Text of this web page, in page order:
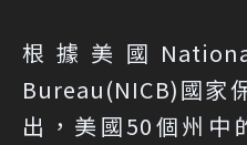
根據美國
Bureau(NICB)國家
出，美國50個州